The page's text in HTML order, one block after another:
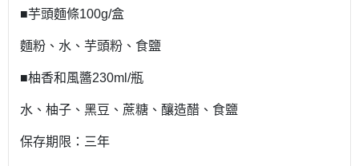
■芋頭麵條100g/盒
麵粉、水、芋頭粉、食鹽
■柚香和風醬230ml/瓶
水、柚子、黑豆、蔗糖、釀造醋、食鹽
保存期限：三年